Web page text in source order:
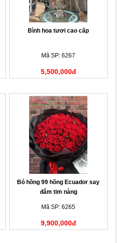
Bình hoa tươi cao cấp
Mã SP: 6267
5,500,000đ
Bó hồng 99 hồng Ecuador say
đắm tim nàng
Mã SP: 6265
9,900,000đ